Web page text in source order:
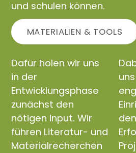
und schulen können.
MATERIALIEN & TOOLS
Dafür holen wir uns
in der
Entwicklungsphase
zunächst den
nötigen Input. Wir
führen Literatur- und
Materialrecherchen